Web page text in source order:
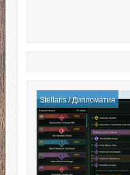
Stellaris/Дипломатия